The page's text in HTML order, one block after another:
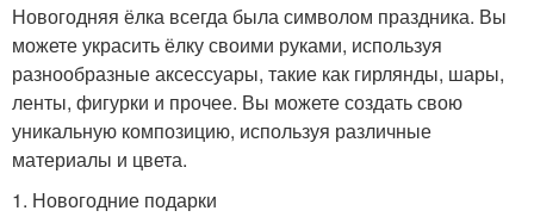
Новогодняя ёлка всегда была символом праздника. Вы
можете украсить ёлку своими руками, используя
разнообразные аксессуары, такие как гирлянды, шары,
ленты, фигурки и прочее. Вы можете создать свою
уникальную композицию, используя различные
материалы и цвета.
1. Новогодние подарки